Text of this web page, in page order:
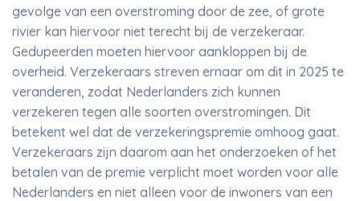
gevolge van een overstroming door de zee, of grote
rivier kan hiervoor niet terecht bij de verzekeraar.
Gedupeerden moeten hiervoor aankloppen bij de
overheid. Verzekeraars streven ernaar om dit in 2025 te
veranderen, zodat Nederlanders zich kunnen
verzekeren tegen alle soorten overstromingen. Dit
betekent wel dat de verzekeringspremie omhoog gaat.
Verzekeraars zijn daarom aan het onderzoeken of het
betalen van de premie verplicht moet worden voor alle
Nederlanders en niet alleen voor de inwoners van een